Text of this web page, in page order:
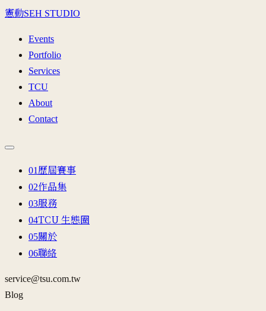
憲動SEH STUDIO
Events
Portfolio
Services
TCU
About
Contact
01 歷屆賽事
02作品集
03服務
04TCU 生態圈
05關於
06聯絡
service@tsu.com.tw
Blog